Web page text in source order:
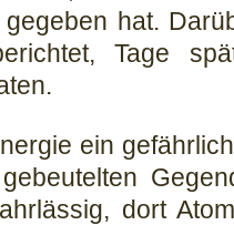
hat.
Tage
ein
dort